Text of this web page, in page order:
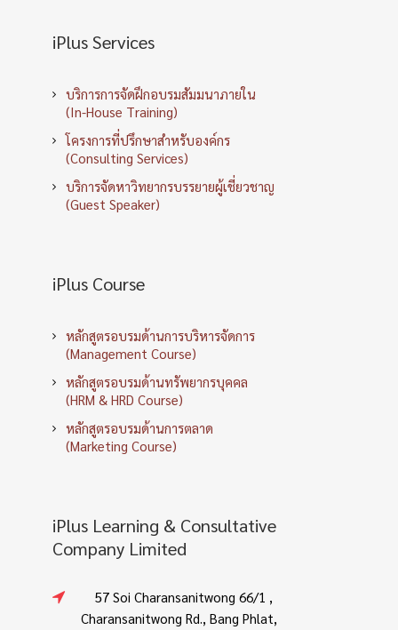
iPlus Services
บริการการจัดฝึกอบรมสัมมนาภายใน
(In-House Training)
โครงการที่ปรึกษาสำหรับองค์กร
(Consulting Services)
บริการจัดหาวิทยากรบรรยายผู้เชี่ยวชาญ
(Guest Speaker)
iPlus Course
หลักสูตรอบรมด้านการบริหารจัดการ
(Management Course)
หลักสูตรอบรมด้านทรัพยากรบุคคล
(HRM & HRD Course)
หลักสูตรอบรมด้านการตลาด
(Marketing Course)
iPlus Learning & Consultative
Company Limited
57 Soi Charansanitwong 66/1 ,
Charansanitwong Rd., Bang Phlat,